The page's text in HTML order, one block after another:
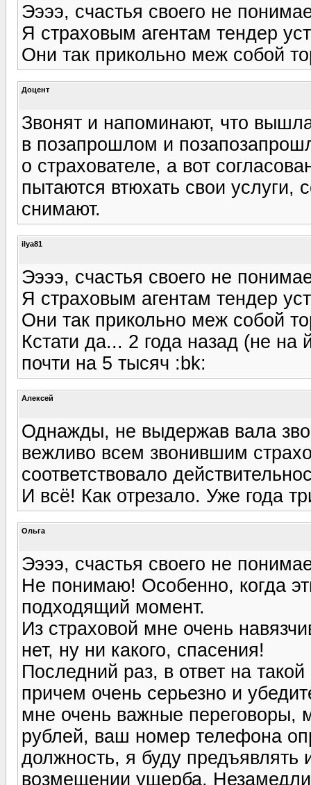
Ээээ, счастья своего не
Я страховым агентам тендер
Они так прикольно меж собой
Доцент
Звонят и напоминают, что
в позапрошлом и
о страхователе, а вот
пытаются втюхать свои услуги,
снимают.
ilya81
Ээээ, счастья своего не
Я страховым агентам тендер
Они так прикольно меж собой
Кстати да... 2 года назад (не
почти на 5 тысяч :bk:
Алексей
Однажды, не выдержав вала
вежливо всем звонившим
соответствовало
И всё! Как отрезало. Уже года
Ольга
Ээээ, счастья своего не
Не понимаю! Особенно, когда
подходящий момент.
Из страховой мне очень
нет, ну ни какого, спасения!
Последний раз, в ответ на
причем очень серьезно и
мне очень важные переговоры,
рублей, ваш номер телефона
должность, я буду предъявлять
возмещении ущерба.